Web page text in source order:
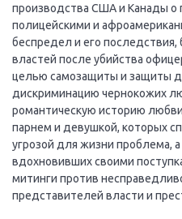
производства США и Канады
полицейскими и
беспредел и его последствия,
властей после убийства
целью самозащиты и защиты
дискриминацию чернокожих
романтическую историю
парнем и девушкой, которых
угрозой для жизни проблема,
вдохновивших своими
митинги против
представителей власти и